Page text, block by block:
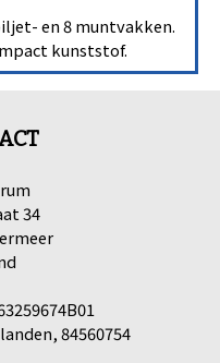
en 8 muntvakken.
kunststof.
34
84560754